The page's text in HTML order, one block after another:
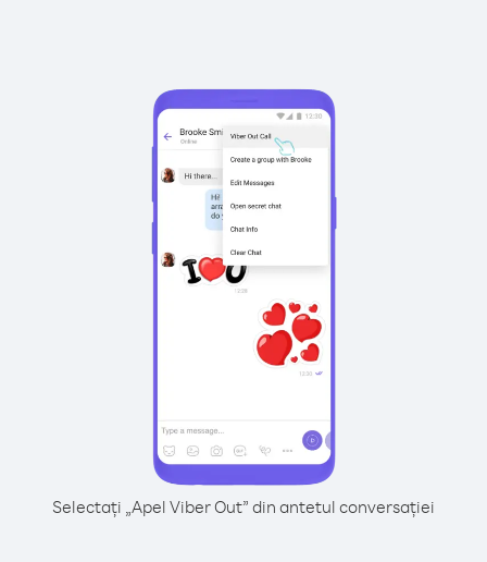
Selectați „Apel Viber Out” din antetul conversației